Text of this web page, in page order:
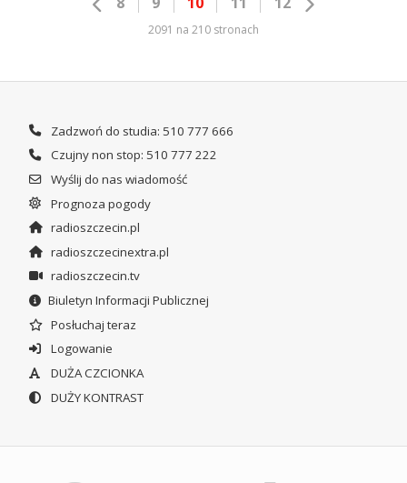
2091 na 210 stronach
Zadzwoń do studia: 510 777 666
Czujny non stop: 510 777 222
Wyślij do nas wiadomość
Prognoza pogody
radioszczecin.pl
radioszczecinextra.pl
radioszczecin.tv
Biuletyn Informacji Publicznej
Posłuchaj teraz
Logowanie
DUŻA CZCIONKA
DUŻY KONTRAST